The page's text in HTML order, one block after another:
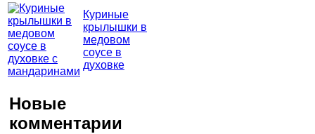
Куриные
крылышки в
медовом
соусе в
духовке
Новые
комментарии